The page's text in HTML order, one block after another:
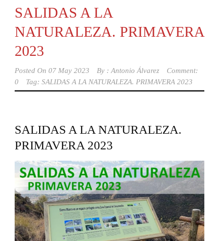
SALIDAS A LA
NATURALEZA. PRIMAVERA
2023
Posted On 07 May 2023 By : Antonio Álvarez
Comment:
0
Tag: SALIDAS A LA NATURALEZA. PRIMAVERA 2023
SALIDAS A LA NATURALEZA.
PRIMAVERA 2023